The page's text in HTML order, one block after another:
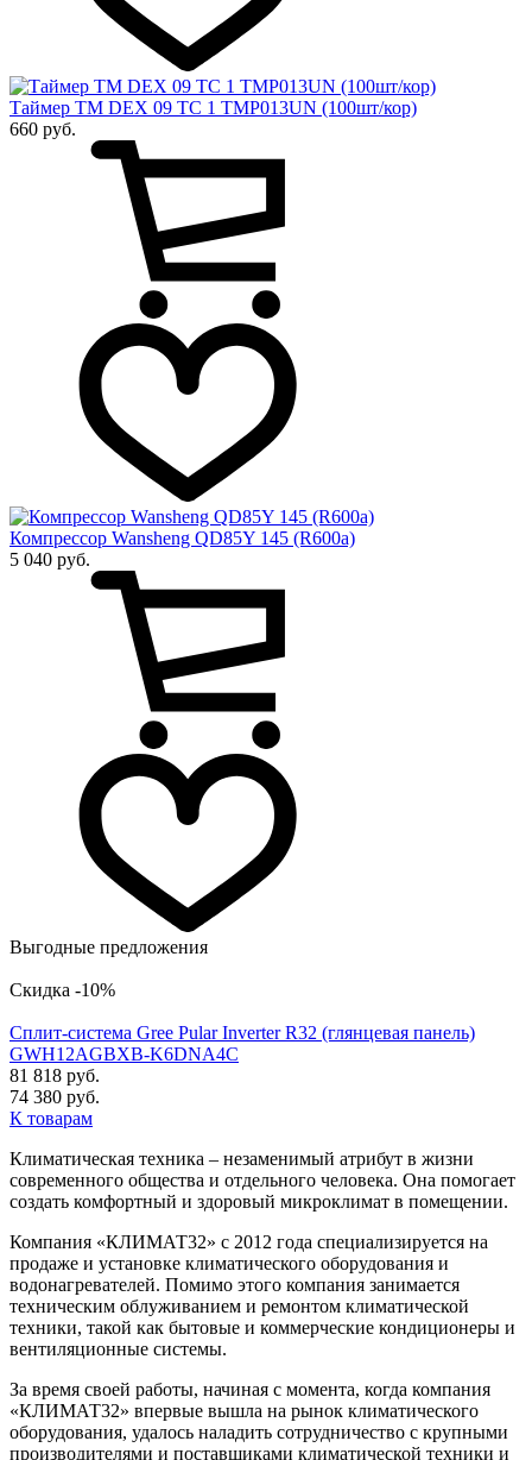
Таймер ТМ DEX 09 ТС 1 TMP013UN (100шт/кор)
660 руб.
Компрессор Wansheng QD85Y 145 (R600a)
5 040 руб.
Выгодные предложения
Скидка -10%
Сплит-система Gree Pular Inverter R32 (глянцевая панель)
GWH12AGBXB-K6DNA4C
81 818 руб.
74 380 руб.
К товарам
Климатическая техника – незаменимый атрибут в жизни
современного общества и отдельного человека. Она помогает
создать комфортный и здоровый микроклимат в помещении.
Компания «КЛИМАТ32» с 2012 года специализируется на
продаже и установке климатического оборудования и
водонагревателей. Помимо этого компания занимается
техническим облуживанием и ремонтом климатической
техники, такой как бытовые и коммерческие кондиционеры и
вентиляционные системы.
За время своей работы, начиная с момента, когда компания
«КЛИМАТ32» впервые вышла на рынок климатического
оборудования, удалось наладить сотрудничество с крупными
производителями и поставщиками климатической техники и